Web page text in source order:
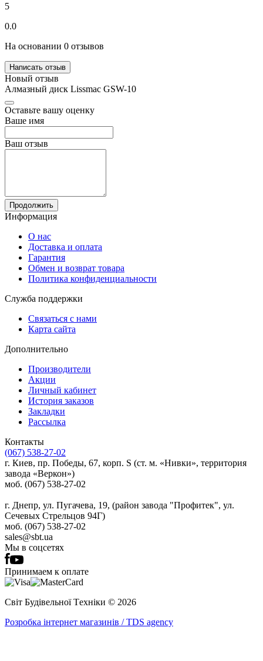
5
0.0
На основании 0 отзывов
Написать отзыв
Новый отзыв
Алмазный диск Lissmac GSW-10
Оставьте вашу оценку
Ваше имя
Ваш отзыв
Продолжить
Информация
О нас
Доставка и оплата
Гарантия
Обмен и возврат товара
Политика конфиденциальности
Служба поддержки
Связаться с нами
Карта сайта
Дополнительно
Производители
Акции
Личный кабинет
История заказов
Закладки
Рассылка
Контакты
(067) 538-27-02
г. Киев, пр. Победы, 67, корп. S (ст. м. «Нивки», территория
завода «Веркон»)
моб. (067) 538-27-02
г. Днепр, ул. Пугачева, 19, (район завода "Профитек", ул.
Сечевых Стрельцов 94Г)
моб. (067) 538-27-02
sales@sbt.ua
Мы в соцсетях
Принимаем к оплате
Світ Будівельної Tехніки © 2026
Розробка інтернет магазинів / TDS agency